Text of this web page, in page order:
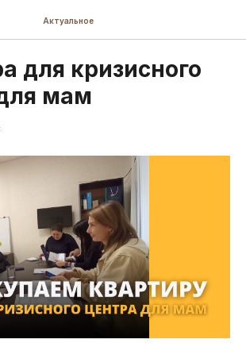
Актуальное
для кризисного
мам